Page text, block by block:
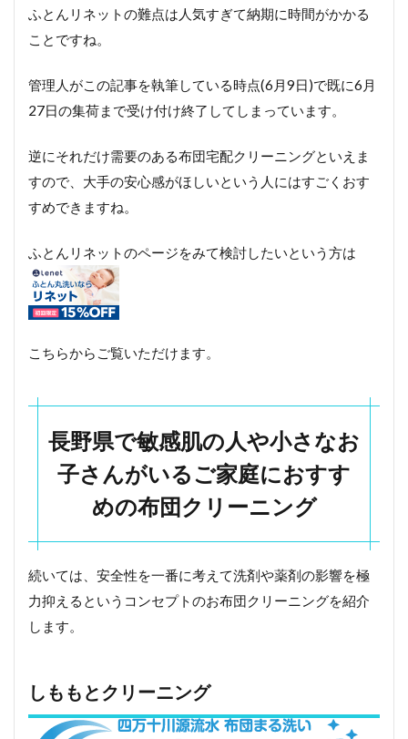
ナビ
ス
野
県
き
な
団
ク
リ
ー
ニ
ン
に
た
時
に
お
の
団
ク
リ
ー
ふと
ふとんリネットの難点は人気すぎて納期に時間がかかる
ことですね。
管理人がこの記事を執筆している時点(6月9日)で既に6月
27日の集荷まで受け付け終了してしまっています。
逆にそれだけ需要のある布団宅配クリーニングといえま
すので、大手の安心感がほしいという人にはすごくおす
すめできますね。
ふとんリネットのページをみて検討したいという方は
こちらからご覧いただけます。
長野県で敏感肌の人や小さなお
子さんがいるご家庭におすす
めの布団クリーニング
続いては、安全性を一番に考えて洗剤や薬剤の影響を極
力抑えるというコンセプトのお布団クリーニングを紹介
します。
しももとクリーニング